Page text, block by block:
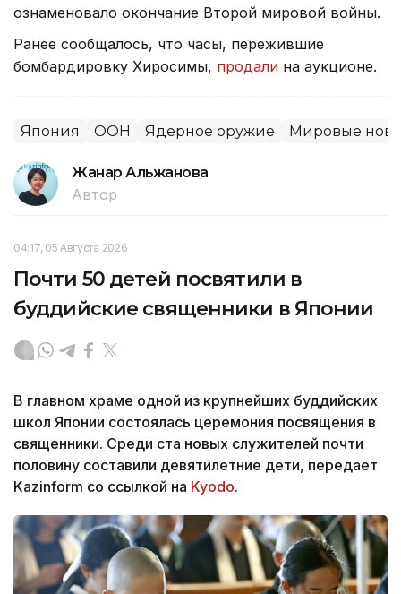
ознаменовало окончание Второй мировой войны.
Ранее сообщалось, что часы, пережившие
бомбардировку Хиросимы, продали на аукционе.
Япония ООН Ядерное оружие Мировые
Жанар Альжанова
Автор
04:17, 05 Августа 2026
Почти 50 детей посвятили в
буддийские священники в Японии
В главном храме одной из крупнейших буддийских
школ Японии состоялась церемония посвящения в
священники. Среди ста новых служителей почти
половину составили девятилетние дети, передает
Kazinform со ссылкой на Kyodo.